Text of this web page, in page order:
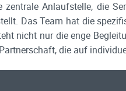
Anlaufstelle, die
Das Team hat die
nicht nur die enge
die auf